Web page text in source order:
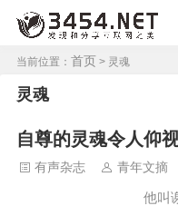
当前位置： 首页 > 灵魂
灵魂
自尊的灵魂令人仰
有声杂志 青年文摘
他叫